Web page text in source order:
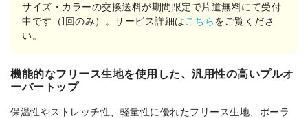
サイズ・カラーの交換送料が期間限定で片道無料にて受付
中です（1回のみ）。サービス詳細は こちらをご覧くださ
い。
機能的なフリース生地を使用した、汎用性の高いプルオ
ーバートップ
保温性やストレッチ性、軽量性に優れたフリース生地、ポーラ